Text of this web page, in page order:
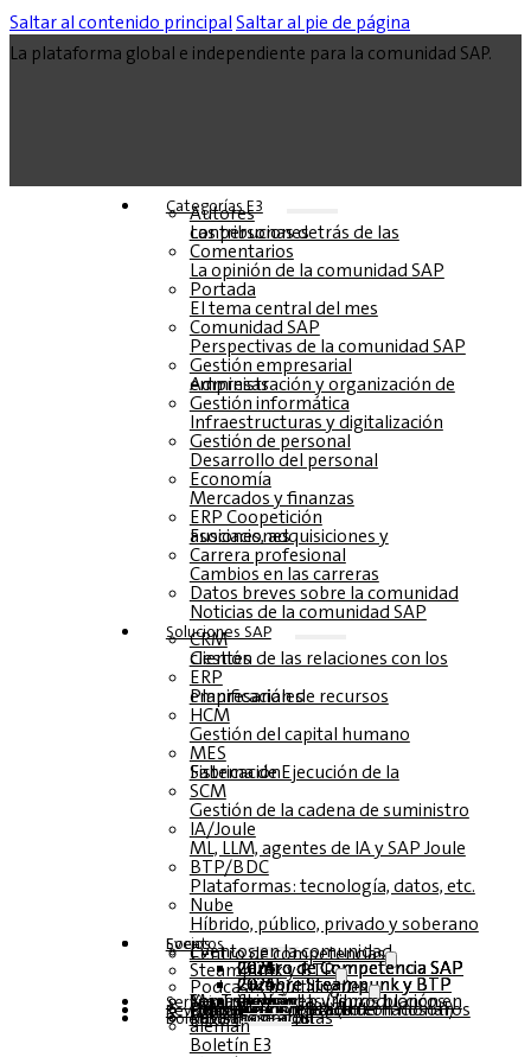
Saltar al contenido principalSaltar al pie de página
La plataforma global e independiente para la comunidad SAP.
Categorías E3
Autores
Las personas detrás de las contribuciones
Comentarios
La opinión de la comunidad SAP
Portada
El tema central del mes
Comunidad SAP
Perspectivas de la comunidad SAP
Gestión empresarial
Administración y organización de empresas
Gestión informática
Infraestructuras y digitalización
Gestión de personal
Desarrollo del personal
Economía
Mercados y finanzas
ERP Coopetición
Fusiones, adquisiciones y asociaciones
Carrera profesional
Cambios en las carreras
Datos breves sobre la comunidad
Noticias de la comunidad SAP
Soluciones‎‎ SAP
CRM
Gestión de las relaciones con los clientes
ERP
Planificación de recursos empresariales
HCM
Gestión del capital humano
MES
Sistema de Ejecución de la Fabricación
SCM
Gestión de la cadena de suministro
IA/Joule
ML, LLM, agentes de IA y SAP Joule
BTP/BDC
Plataformas: tecnología, datos, etc.
Nube
Híbrido, público, privado y soberano
Socios
Eventos
Eventos en la comunidad
Centro de competencias
Centro de Competencia SAP 2026
Centro de Competencia SAP 2025
Centro de Competencia SAP 2024
Centro de Competencia SAP 2023
Steampunk y BTP
Cumbre Steampunk y BTP 2026
Cumbre Steampunk y BTP 2025,
Cumbre Steampunk y BTP 2024
Podcasts multilingües
alemán
inglés
español
francés
Mesas redondas (reproducción en YouTube)
Seminarios web y libros blancos
Servicio
Formularios
Póngase en contacto con nosotros
Datos de los medios de comunicación DACH
Dossier de prensa (Internacional)
Revistasuscríbase aquí
para abonados
Revistas gratuitas
Boletínalemán
Boletín E3